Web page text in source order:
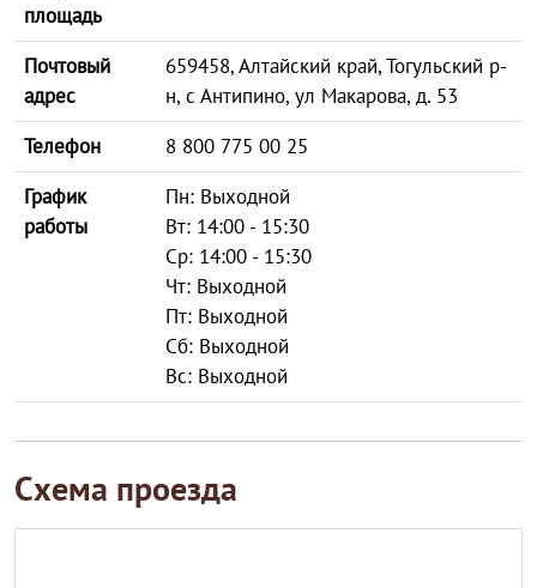
площадь
Почтовый
адрес
659458, Алтайский край, Тогульский р-
н, с Антипино, ул Макарова, д. 53
Телефон
8 800 775 00 25
График
работы
Пн: Выходной
Вт: 14:00 - 15:30
Ср: 14:00 - 15:30
Чт: Выходной
Пт: Выходной
Сб: Выходной
Вс: Выходной
Схема проезда